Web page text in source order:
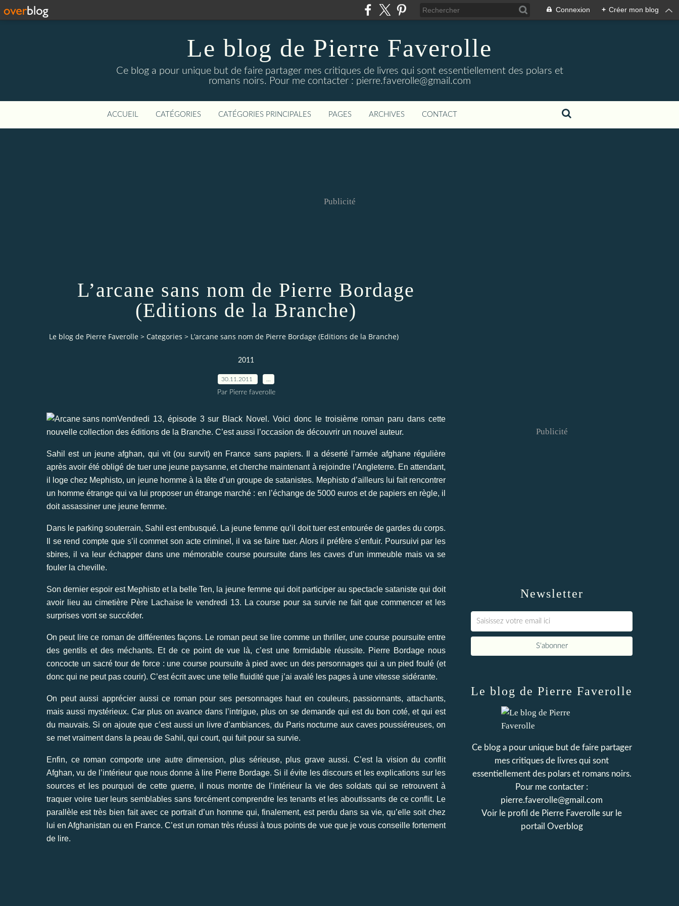
Connexion + Créer mon blog
Le blog de Pierre Faverolle
Ce blog a pour unique but de faire partager mes critiques de livres qui sont essentiellement des polars et
romans noirs. Pour me contacter : pierre.faverolle@gmail.com
ACCUEIL CATÉGORIES CATÉGORIES PRINCIPALES PAGES ARCHIVES CONTACT
Publicité
L’arcane sans nom de Pierre Bordage
(Editions de la Branche)
Le blog de Pierre Faverolle > Categories > L’arcane sans nom de Pierre Bordage (Editions de la Branche)
2011
30.11.2011
Par Pierre faverolle
Vendredi 13, épisode 3 sur Black Novel. Voici donc le troisième roman paru dans cette
nouvelle collection des éditions de la Branche. C’est aussi l’occasion de découvrir un nouvel auteur.
Sahil est un jeune afghan, qui vit (ou survit) en France sans papiers. Il a déserté l’armée afghane régulière
après avoir été obligé de tuer une jeune paysanne, et cherche maintenant à rejoindre l’Angleterre. En attendant,
il loge chez Mephisto, un jeune homme à la tête d’un groupe de satanistes. Mephisto d’ailleurs lui fait rencontrer
un homme étrange qui va lui proposer un étrange marché : en l’échange de 5000 euros et de papiers en règle, il
doit assassiner une jeune femme.
Dans le parking souterrain, Sahil est embusqué. La jeune femme qu’il doit tuer est entourée de gardes du corps.
Il se rend compte que s’il commet son acte criminel, il va se faire tuer. Alors il préfère s’enfuir. Poursuivi par les
sbires, il va leur échapper dans une mémorable course poursuite dans les caves d’un immeuble mais va se
fouler la cheville.
Son dernier espoir est Mephisto et la belle Ten, la jeune femme qui doit participer au spectacle sataniste qui doit
avoir lieu au cimetière Père Lachaise le vendredi 13. La course pour sa survie ne fait que commencer et les
surprises vont se succéder.
On peut lire ce roman de différentes façons. Le roman peut se lire comme un thriller, une course poursuite entre
des gentils et des méchants. Et de ce point de vue là, c’est une formidable réussite. Pierre Bordage nous
concocte un sacré tour de force : une course poursuite à pied avec un des personnages qui a un pied foulé (et
donc qui ne peut pas courir). C’est écrit avec une telle fluidité que j’ai avalé les pages à une vitesse sidérante.
On peut aussi apprécier aussi ce roman pour ses personnages haut en couleurs, passionnants, attachants,
mais aussi mystérieux. Car plus on avance dans l’intrigue, plus on se demande qui est du bon coté, et qui est
du mauvais. Si on ajoute que c’est aussi un livre d’ambiances, du Paris nocturne aux caves poussiéreuses, on
se met vraiment dans la peau de Sahil, qui court, qui fuit pour sa survie.
Enfin, ce roman comporte une autre dimension, plus sérieuse, plus grave aussi. C’est la vision du conflit
Afghan, vu de l’intérieur que nous donne à lire Pierre Bordage. Si il évite les discours et les explications sur les
sources et les pourquoi de cette guerre, il nous montre de l’intérieur la vie des soldats qui se retrouvent à
traquer voire tuer leurs semblables sans forcément comprendre les tenants et les aboutissants de ce conflit. Le
parallèle est très bien fait avec ce portrait d’un homme qui, finalement, est perdu dans sa vie, qu’elle soit chez
lui en Afghanistan ou en France. C’est un roman très réussi à tous points de vue que je vous conseille fortement
de lire.
Newsletter
Publicité
Le blog de Pierre Faverolle
Ce blog a pour unique but de faire partager
mes critiques de livres qui sont
essentiellement des polars et romans noirs.
Pour me contacter :
pierre.faverolle@gmail.com
Voir le profil de Pierre Faverolle sur le
portail Overblog